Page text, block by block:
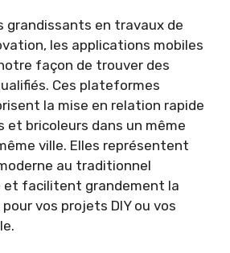
grandissants en travaux de
les applications mobiles
façon de trouver des
Ces plateformes
la mise en relation rapide
et bricoleurs dans un même
ville. Elles représentent
au traditionnel
et facilitent grandement la
vos projets DIY ou vos